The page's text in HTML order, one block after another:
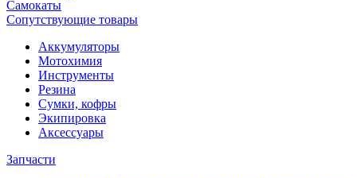
Самокаты
Сопутствующие товары
Аккумуляторы
Мотохимия
Инструменты
Резина
Сумки, кофры
Экипировка
Аксессуары
Запчасти